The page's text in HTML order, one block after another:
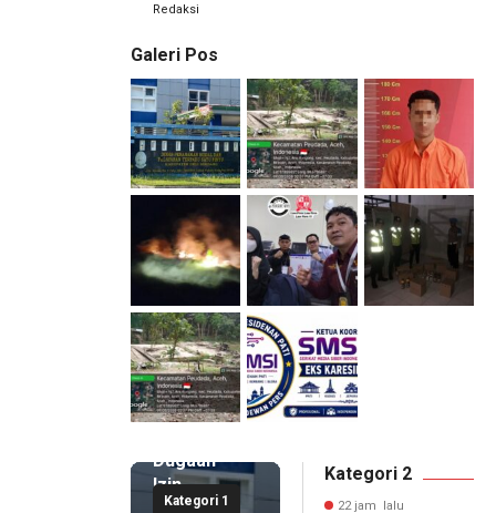
Redaksi
Galeri Pos
Kategori 1
Kepala
DPMPTSP
Deli
Serdang
Bantah
Dugaan
Izin
Kategori 2
22 jam lalu